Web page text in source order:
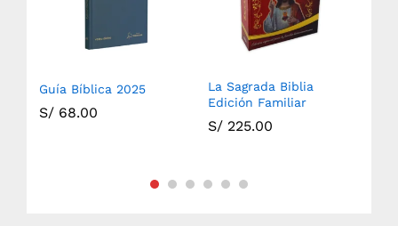
Guía Bíblica 2025
S/ 68.00
La Sagrada Biblia
Edición Familiar
S/ 225.00